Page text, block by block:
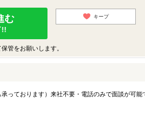
む
!!
キープ
管をお願いします。
っております）来社不要・電話のみで面談が可能